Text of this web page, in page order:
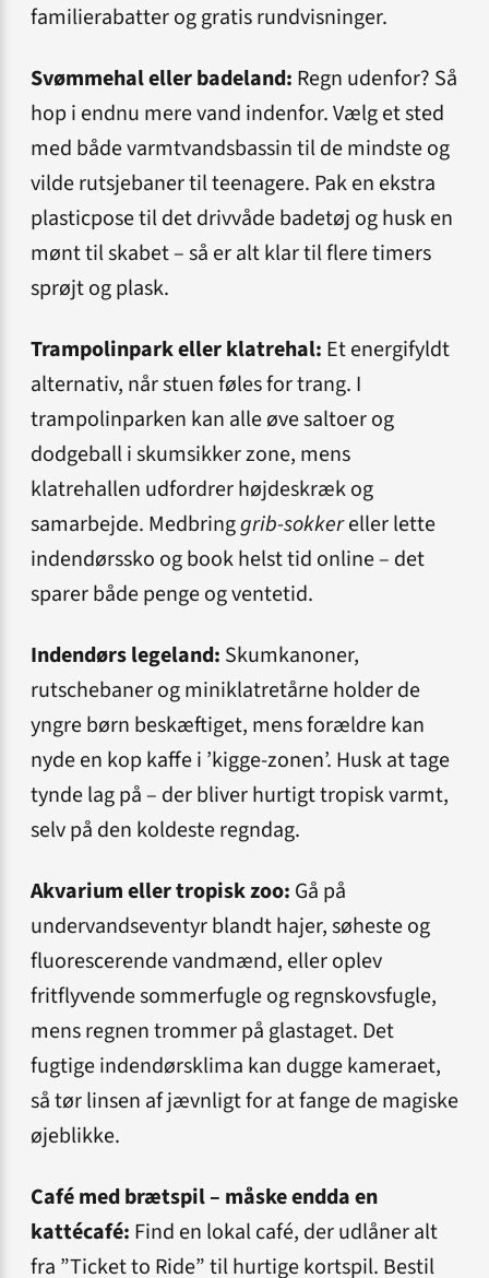
familierabatter og gratis rundvisninger.
Svømmehal eller badeland: Regn udenfor? Så
hop i endnu mere vand indenfor. Vælg et sted
med både varmtvandsbassin til de mindste og
vilde rutsjebaner til teenagere. Pak en ekstra
plasticpose til det drivvåde badetøj og husk en
mønt til skabet – så er alt klar til flere timers
sprøjt og plask.
Trampolinpark eller klatrehal: Et energifyldt
alternativ, når stuen føles for trang. I
trampolinparken kan alle øve saltoer og
dodgeball i skumsikker zone, mens
klatrehallen udfordrer højdeskræk og
samarbejde. Medbringgrib-sokkereller lette
indendørssko og book helst tid online – det
sparer både penge og ventetid.
Indendørs legeland: Skumkanoner,
rutschebaner og miniklatretårne holder de
yngre børn beskæftiget, mens forældre kan
nyde en kop kaffe i ’kigge-zonen’. Husk at tage
tynde lag på – der bliver hurtigt tropisk varmt,
selv på den koldeste regndag.
Akvarium eller tropisk zoo: Gå på
undervandseventyr blandt hajer, søheste og
fluorescerende vandmænd, eller oplev
fritflyvende sommerfugle og regnskovsfugle,
mens regnen trommer på glastaget. Det
fugtige indendørsklima kan dugge kameraet,
så tør linsen af jævnligt for at fange de magiske
øjeblikke.
Café med brætspil – måske endda en
kattécafé: Find en lokal café, der udlåner alt
fra ”Ticket to Ride” til hurtige kortspil. Bestil